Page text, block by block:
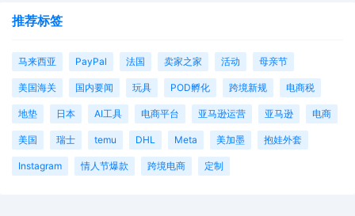
推荐标签
马来西亚 PayPal 法国 卖家之家 活动 母亲节
美国海关 国内要闻 玩具 POD孵化 跨境新规 电商税
地垫 日本 AI工具 电商平台 亚马逊运营 亚马逊 电商
美国 瑞士 temu DHL Meta 美加墨 抱娃外套
Instagram 情人节爆款 跨境电商 定制